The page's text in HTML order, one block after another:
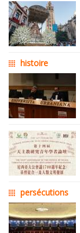
histoire
persécutions